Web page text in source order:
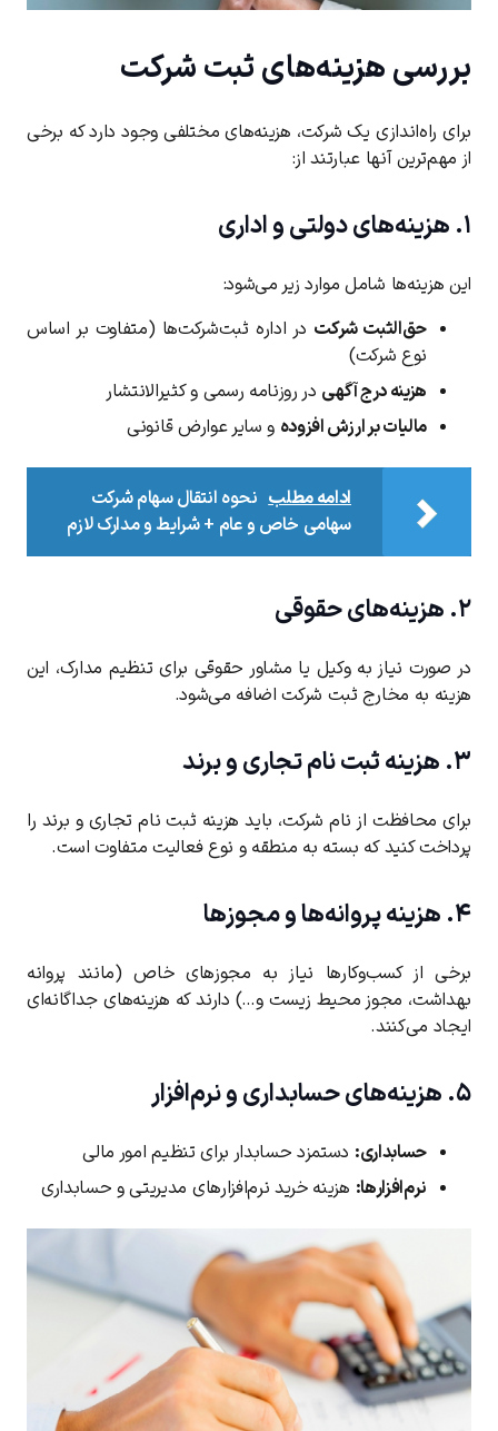
بررسی هزینه‌های ثبت شرکت
برای راه‌اندازی یک شرکت، هزینه‌های مختلفی وجود دارد که برخی
از مهم‌ترین آنها عبارتند از:
۱. هزینه‌های دولتی و اداری
این هزینه‌ها شامل موارد زیر می‌شود:
حق‌الثبت شرکت در اداره ثبت‌شرکت‌ها (متفاوت بر اساس
نوع شرکت)
هزینه درج آگهی در روزنامه رسمی و کثیرالانتشار
مالیات بر ارزش افزوده و سایر عوارض قانونی
ادامه مطلب نحوه انتقال سهام شرکت
سهامی خاص و عام + شرایط و مدارک لازم
۲. هزینه‌های حقوقی
در صورت نیاز به وکیل یا مشاور حقوقی برای تنظیم مدارک، این
هزینه به مخارج ثبت شرکت اضافه می‌شود.
۳. هزینه ثبت نام تجاری و برند
برای محافظت از نام شرکت، باید هزینه‌ ثبت نام تجاری و برند را
پرداخت کنید که بسته به منطقه و نوع فعالیت متفاوت است.
۴. هزینه پروانه‌ها و مجوزها
برخی از کسب‌وکارها نیاز به مجوزهای خاص (مانند پروانه
بهداشت، مجوز محیط زیست و…) دارند که هزینه‌های جداگانه‌ای
ایجاد می‌کنند.
۵. هزینه‌های حسابداری و نرم‌افزار
حسابداری: دستمزد حسابدار برای تنظیم امور مالی
نرم‌افزارها: هزینه خرید نرم‌افزارهای مدیریتی و حسابداری